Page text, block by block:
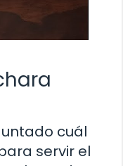
cuál
servir el